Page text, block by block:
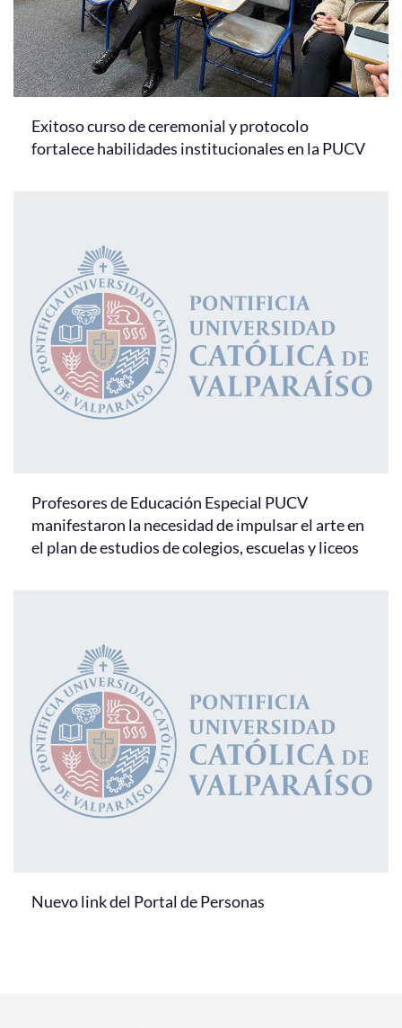
Exitoso curso de ceremonial y protocolo
fortalece habilidades institucionales en la PUCV
Profesores de Educación Especial PUCV
manifestaron la necesidad de impulsar el arte en
el plan de estudios de colegios, escuelas y liceos
Nuevo link del Portal de Personas